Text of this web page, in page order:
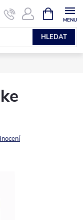
HLEDAT
NÁKUPNÍ
KOŠÍK